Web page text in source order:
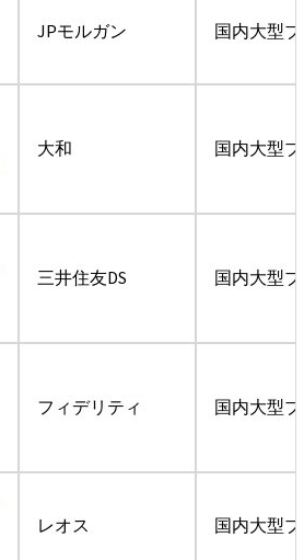
JPモルガン 国内大型
大和 国内大型
三井住友DS 国内大型
フィデリティ 国内大型
レオス 国内大型